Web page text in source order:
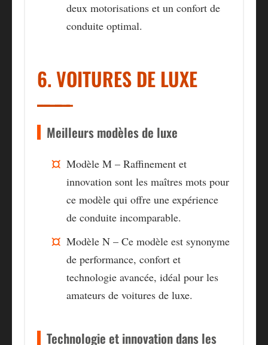
deux motorisations et un confort de
conduite optimal.
6. VOITURES DE LUXE
Meilleurs modèles de luxe
Modèle M – Raffinement et
innovation sont les maîtres mots pour
ce modèle qui offre une expérience
de conduite incomparable.
Modèle N – Ce modèle est synonyme
de performance, confort et
technologie avancée, idéal pour les
amateurs de voitures de luxe.
Technologie et innovation dans les